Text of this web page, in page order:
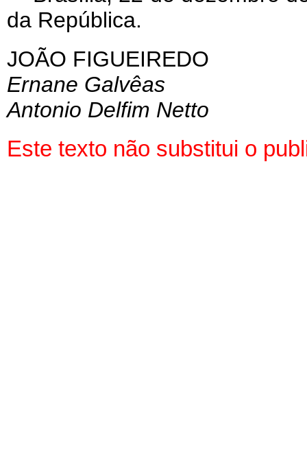
da República.
JOÃO FIGUEIREDO
Ernane Galvêas
Antonio Delfim Netto
Este texto não substitui o